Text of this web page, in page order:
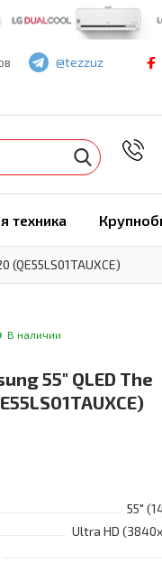
@tezzuz
техника
(QE55LS01TAUXCE)
В наличии
55" QLED The
55"
Ultra HD